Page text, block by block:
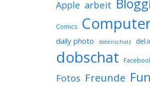
Apple arbeit
Comics
daily photo datenschutz
dobschat
Fotos Freunde Fun